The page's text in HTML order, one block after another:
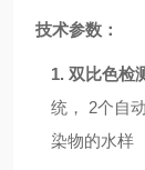
技术参数：
1. 双比色检
统，
2个自
染物的水样